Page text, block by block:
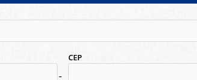
no-icon
CEP